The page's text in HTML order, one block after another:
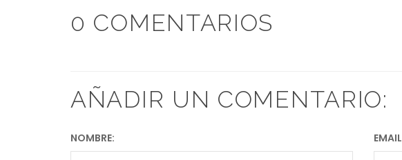
0 COMENTARIOS
AÑADIR UN COMENTARIO:
NOMBRE: EMAIL